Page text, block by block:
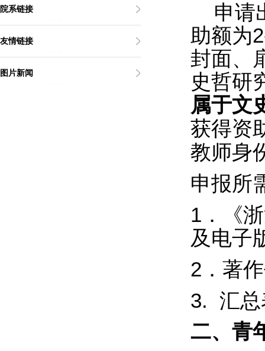
院系链接
友情链接
图片新闻
申请
助额为
封面、
史哲研
属于文
获得资
教师身
申报所
1 ．《
及电子
2 ．著
3. 汇
二、青